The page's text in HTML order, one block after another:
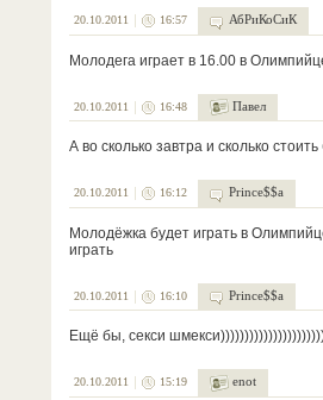
20.10.2011 16:57 АбРиКоСиК
Молодега играет в 16.00 в
20.10.2011 16:48 Павел
А во сколько завтра и сколько стоить
20.10.2011 16:12 Prince$$a
Молодёжка будет играть в
играть
20.10.2011 16:10 Prince$$a
Ещё бы, секси
20.10.2011 15:19 enot